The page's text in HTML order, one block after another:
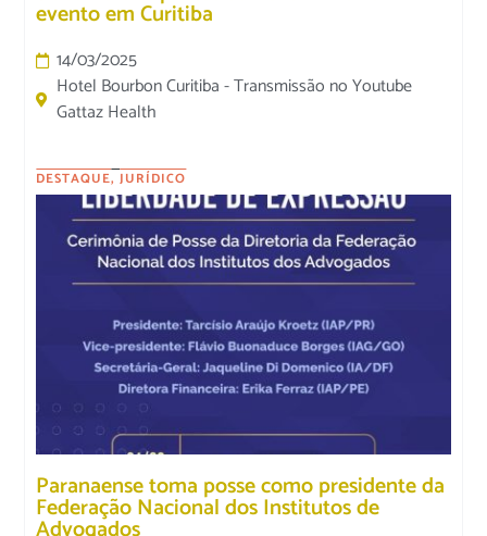
evento em Curitiba
14/03/2025
Hotel Bourbon Curitiba - Transmissão no Youtube
Gattaz Health
DESTAQUE,JURÍDICO
Paranaense toma posse como presidente da
Federação Nacional dos Institutos de